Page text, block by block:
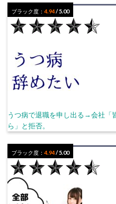
ブラック度：4.94/ 5.00
うつ病で退職を申し出る→会社「
ら」と拒否。
ブラック度：4.94/ 5.00